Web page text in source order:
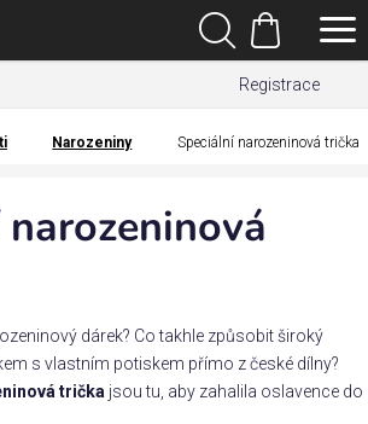
Registrace
Hledat
Nákupní
košík
Narozeniny Speciální narozeninová trička
dárek? Co takhle způsobit široký
s vlastním potiskem přímo z české dílny?
trička jsou tu, aby zahalila oslavence do